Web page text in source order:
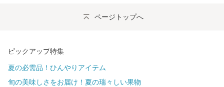
ページトップへ
ピックアップ特集
夏の必需品！ひんやりアイテム
旬の美味しさをお届け！夏の瑞々しい果物